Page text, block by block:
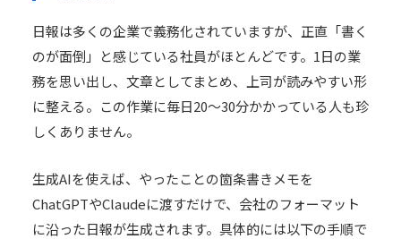
日報は多くの企業で義務化されていますが、正直「書く
のが面倒」と感じている社員がほとんどです。1日の業
務を思い出し、文章としてまとめ、上司が読みやすい形
に整える。この作業に毎日20〜30分かかっている人も珍
しくありません。
生成AIを使えば、やったことの箇条書きメモを
ChatGPTやClaudeに渡すだけで、会社のフォーマット
に沿った日報が生成されます。具体的には以下の手順で